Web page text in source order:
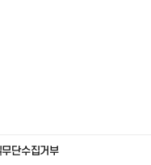
무단수집거부